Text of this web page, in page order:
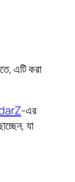
এটি করা
-এর
যা